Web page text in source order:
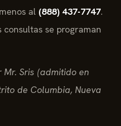
al (888) 437-7747.
consultas se programan
Sris (admitido en
de Columbia, Nueva